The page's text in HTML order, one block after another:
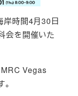
岸時間4月30日
会を開催いた
MRC Vegas